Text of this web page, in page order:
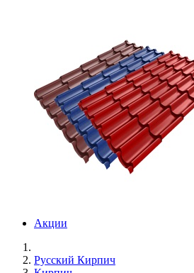
Акции
Русский Кирпич